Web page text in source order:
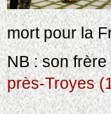
mort pour la
NB : son frère
près-Troyes